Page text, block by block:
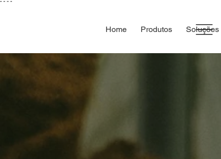
" " " "
Home Produtos Soluções